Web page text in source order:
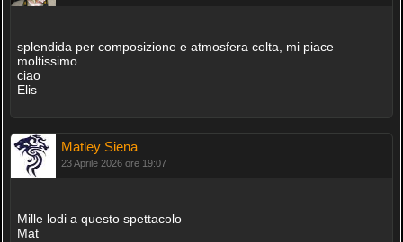
splendida per composizione e atmosfera colta, mi piace
moltissimo
ciao
Elis
Matley Siena
23 Aprile 2026 ore 19:07
Mille lodi a questo spettacolo
Mat